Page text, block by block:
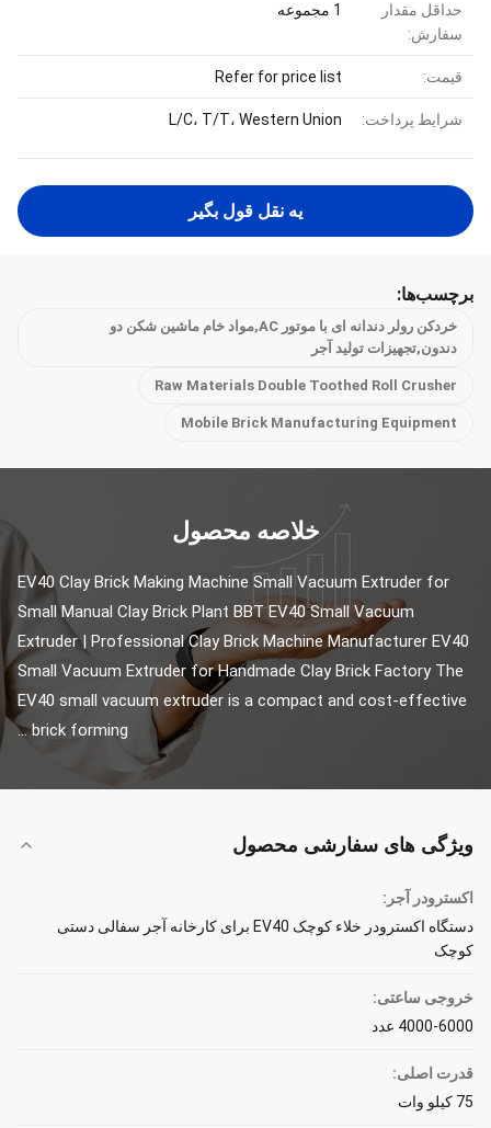
حداقل مقدار
سفارش:
1 مجموعه
قیمت: Refer for price list
شرایط پرداخت: L/C، T/T، Western Union
يه نقل قول بگير
برچسب‌ها:
خردکن رولر دندانه ای با موتور AC,مواد خام ماشین شکن دو
دندون,تجهیزات تولید آجر
Raw Materials Double Toothed Roll Crusher
Mobile Brick Manufacturing Equipment
خلاصه محصول
EV40 Clay Brick Making Machine Small Vacuum Extruder for
Small Manual Clay Brick Plant BBT EV40 Small Vacuum
Extruder | Professional Clay Brick Machine Manufacturer EV40
Small Vacuum Extruder for Handmade Clay Brick Factory The
EV40 small vacuum extruder is a compact and cost-effective
brick forming ...
ویژگی های سفارشی محصول
اکسترودر آجر:
دستگاه اکسترودر خلاء کوچک EV40 برای کارخانه آجر سفالی دستی
کوچک
خروجی ساعتی:
4000-6000 عدد
قدرت اصلی:
75 کیلو وات